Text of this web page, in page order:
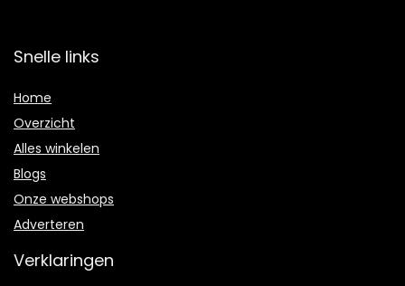
Snelle links
Home
Overzicht
Alles winkelen
Blogs
Onze webshops
Adverteren
Verklaringen